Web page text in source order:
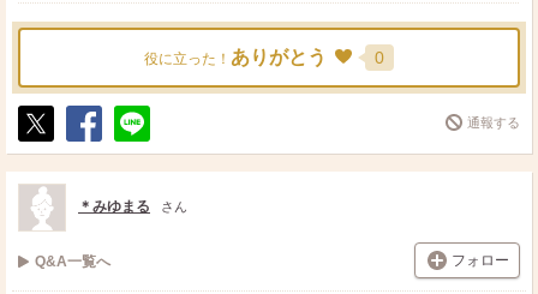
役に立った！ ありがとう 0
ポ
ス
ト
シ
ェ
送
る
通報する
＊みゆまる さん
Q&A一覧へ フォロー